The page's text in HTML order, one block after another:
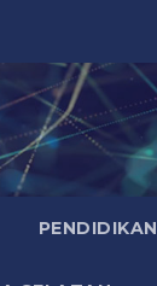
PENDIDIKAN